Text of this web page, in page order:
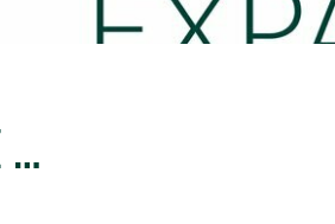
OPPORTUNITE RARE : GRAND BATIMENT ARTISANAL/INDUSTRIEL A SAINTE-PAZANNE !